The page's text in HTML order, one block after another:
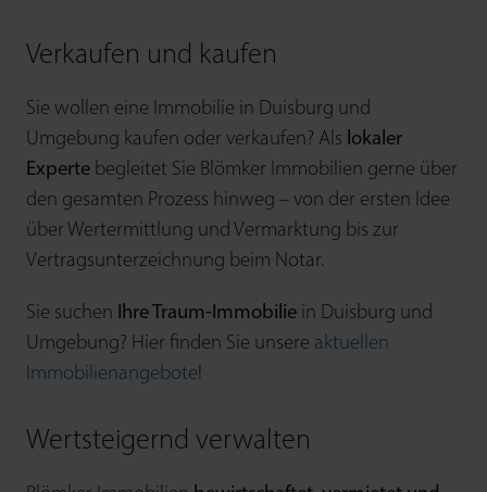
Verkaufen und kaufen
Sie wollen eine Immobilie in Duisburg und
Umgebung kaufen oder verkaufen? Als lokaler
Experte begleitet Sie Blömker Immobilien gerne über
den gesamten Prozess hinweg – von der ersten Idee
über Wert­ermittlung und Ver­marktung bis zur
Vertrags­unterzeichnung beim Notar.
Sie suchen Ihre Traum-Immobilie in Duisburg und
Umgebung? Hier finden Sie unsere aktuellen
Immobilienangebote!
Wertsteigernd verwalten